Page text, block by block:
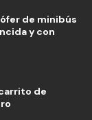
de minibús
y con
de